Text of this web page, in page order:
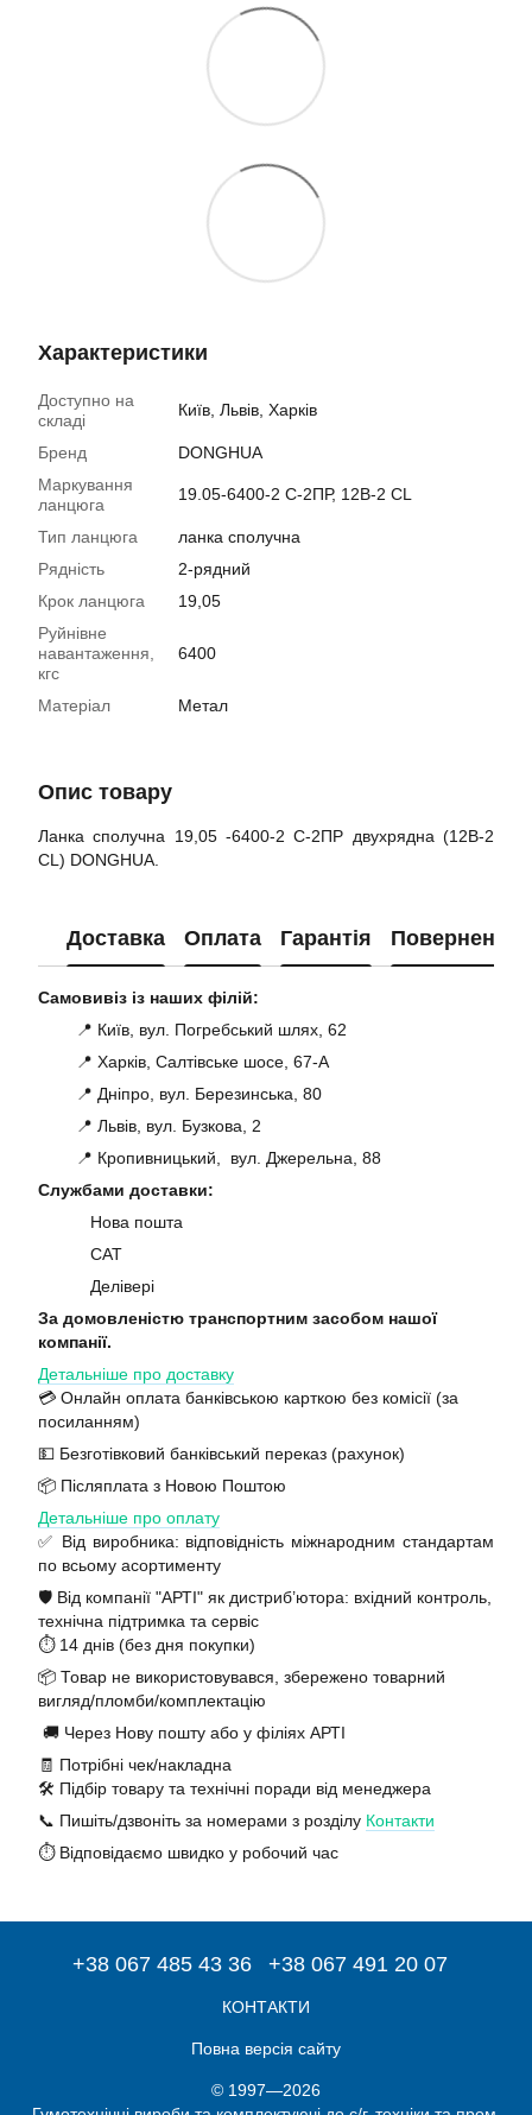
Характеристики
Доступно на
складі
Київ, Львів, Харків
Бренд
DONGHUA
Маркування
ланцюга
19.05-6400-2 С-2ПР, 12B-2 CL
Тип ланцюга
ланка сполучна
Рядність
2-рядний
Крок ланцюга
19,05
Руйнівне
навантаження,
кгс
6400
Матеріал Метал
Опис товару
Ланка сполучна 19,05 -6400-2 С-2ПР двухрядна (12B-2
CL) DONGHUA.
Доставка Оплата Гарантія Повернення
Самовивіз із наших філій:
📍 Київ, вул. Погребський шлях, 62
📍 Харків, Салтівське шосе, 67-А
📍 Дніпро, вул. Березинська, 80
📍 Львів, вул. Бузкова, 2
📍 Кропивницький, вул. Джерельна, 88
Службами доставки:
Нова пошта
САТ
Делівері
За домовленістю транспортним засобом нашої
компанії.
Детальніше про доставку
💳 Онлайн оплата банківською карткою без комісії (за
посиланням)
💵 Безготівковий банківський переказ (рахунок)
📦 Післяплата з Новою Поштою
Детальніше про оплату
✅ Від виробника: відповідність міжнародним стандартам
по всьому асортименту
🛡️ Від компанії "АРТІ" як дистриб’ютора: вхідний контроль,
технічна підтримка та сервіс
⏱️ 14 днів (без дня покупки)
📦 Товар не використовувався, збережено товарний
вигляд/пломби/комплектацію
🚚 Через Нову пошту або у філіях АРТІ
🧾 Потрібні чек/накладна
🛠️ Підбір товару та технічні поради від менеджера
📞 Пишіть/дзвоніть за номерами з розділу Контакти
⏱️ Відповідаємо швидко у робочий час
+38 067 485 43 36 +38 067 491 20 07
КОНТАКТИ
Повна версія сайту
© 1997—2026